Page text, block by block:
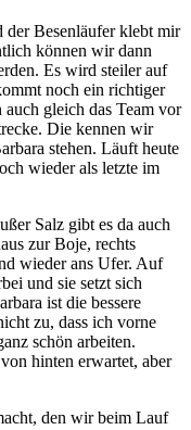
der Besenläufer klebt mir
können wir dann
Es wird steiler auf
noch ein richtiger
gleich das Team vor
Die kennen wir
stehen. Läuft heute
wieder als letzte im
Salz gibt es da auch
zur Boje, rechts
wieder ans Ufer. Auf
und sie setzt sich
ist die bessere
zu, dass ich vorne
schön arbeiten.
hinten erwartet, aber
den wir beim Lauf